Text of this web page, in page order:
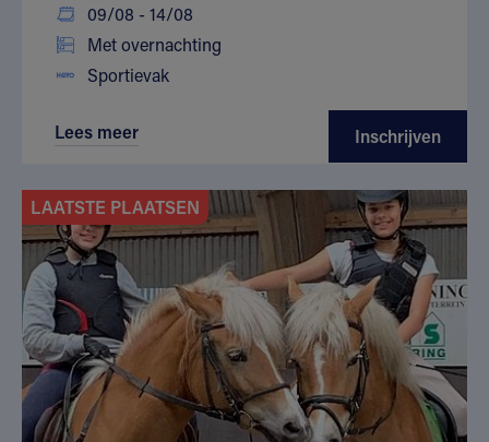
09/08 - 14/08
Met overnachting
Sportievak
Lees meer Inschrijven
LAATSTE PLAATSEN